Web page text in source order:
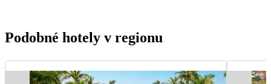
Podobné hotely v regionu